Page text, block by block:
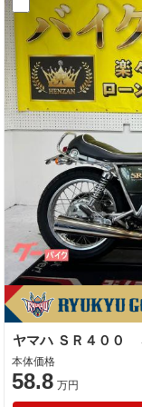
本体価格
58.8 万円